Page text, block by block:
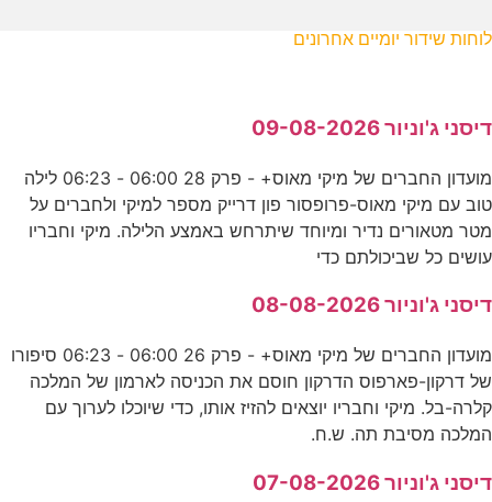
לוחות שידור יומיים אחרונים
דיסני ג'וניור 09-08-2026
מועדון החברים של מיקי מאוס+ - פרק 28 06:00 - 06:23 לילה
טוב עם מיקי מאוס-פרופסור פון דרייק מספר למיקי ולחברים על
מטר מטאורים נדיר ומיוחד שיתרחש באמצע הלילה. מיקי וחבריו
עושים כל שביכולתם כדי
דיסני ג'וניור 08-08-2026
מועדון החברים של מיקי מאוס+ - פרק 26 06:00 - 06:23 סיפורו
של דרקון-פארפוס הדרקון חוסם את הכניסה לארמון של המלכה
קלרה-בל. מיקי וחבריו יוצאים להזיז אותו, כדי שיוכלו לערוך עם
המלכה מסיבת תה. ש.ח.
דיסני ג'וניור 07-08-2026